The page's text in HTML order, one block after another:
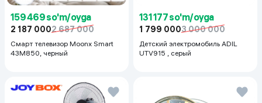
159 469 so'm/oyga
2 187 0002 687 000
Смарт телевизор Moonx Smart
43M850, черный
131 177 so'm/oyga
1 799 0003 000 000
Детский электромобиль ADIL
UTV915 , серый